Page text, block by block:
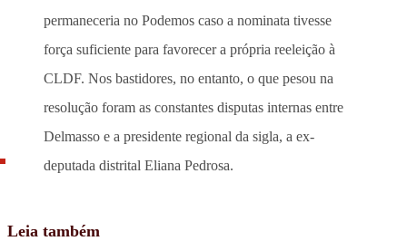
permaneceria no Podemos caso a nominata tivesse
força suficiente para favorecer a própria reeleição à
CLDF. Nos bastidores, no entanto, o que pesou na
resolução foram as constantes disputas internas entre
Delmasso e a presidente regional da sigla, a ex-
deputada distrital Eliana Pedrosa.
Leia também